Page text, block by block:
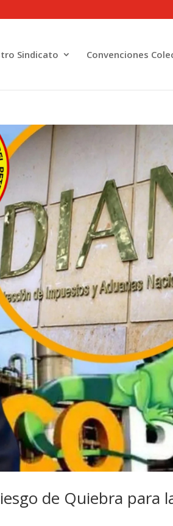
Sindicato Convenciones
de Quiebra para